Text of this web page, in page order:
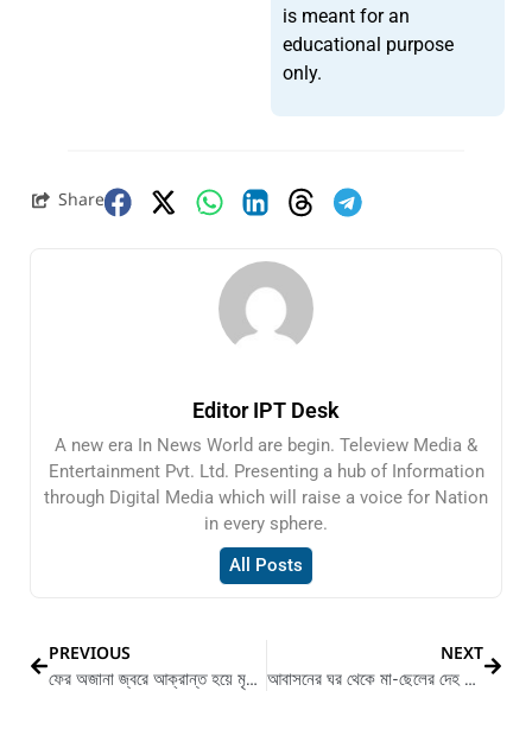
is meant for an
educational purpose
only.
Share
Editor IPT Desk
A new era In News World are begin. Teleview Media &
Entertainment Pvt. Ltd. Presenting a hub of Information
through Digital Media which will raise a voice for Nation
in every sphere.
All Posts
PREVIOUS
ফের অজানা জ্বরে আক্রান্ত হয়ে মৃত্যু হলো ৩ জন শিশুর
NEXT
আবাসনের ঘর থেকে মা-ছেলের দেহ উদ্ধারকে ঘিরে শুরু হয়েছে পুলিশী তদন্ত